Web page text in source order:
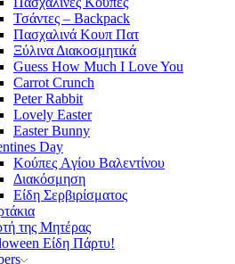
Τσάντες – Backpack
Πασχαλινά Κουπ Πατ
Ξύλινα Διακοσμητικά
Guess How Much I Love You
Carrot Crunch
Peter Rabbit
Lovely Easter
Easter Bunny
Day
Κούπες Aγίου Βαλεντίνου
Διακόσμηση
Είδη Σερβιρίσματος
της Μητέρας
Είδη Πάρτυ!